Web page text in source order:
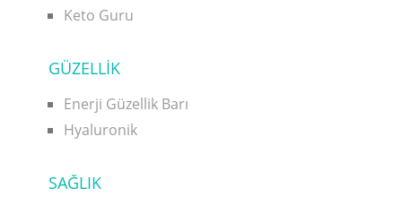
Keto Guru
GÜZELLİK
Enerji Güzellik Barı
Hyaluronik
SAĞLIK